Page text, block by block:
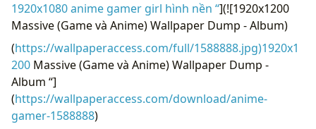
1920x1080 anime gamer girl hình nền “](![1920x1200
Massive (Game và Anime) Wallpaper Dump - Album)
(https://wallpaperaccess.com/full/1588888.jpg)1920x1
200 Massive (Game và Anime) Wallpaper Dump -
Album “]
(https://wallpaperaccess.com/download/anime-
gamer-1588888)